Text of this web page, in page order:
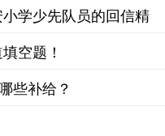
学少先队员的回信精
空题！
些补给？